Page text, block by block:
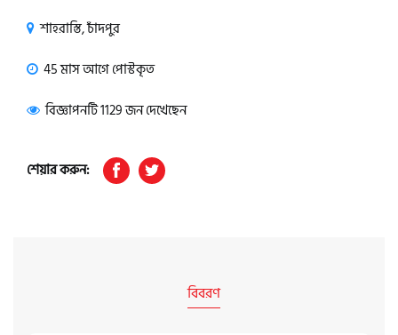
শাহরাস্তি, চাঁদপুর
45 মাস আগে পোস্টকৃত
বিজ্ঞাপনটি 1129 জন দেখেছেন
শেয়ার করুন:
বিবরণ